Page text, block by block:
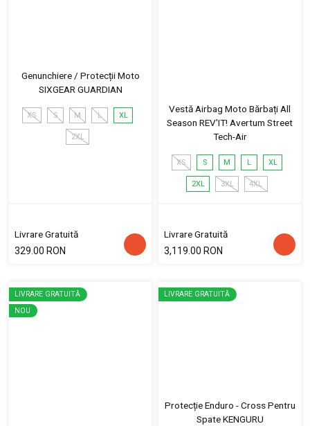
Genunchiere / Protecții Moto
SIXGEAR GUARDIAN
XS S M L XL
2XL
Livrare Gratuită
329.00 RON
Vestă Airbag Moto Bărbați All
Season REV'IT! Avertum Street
Tech-Air
XS S M L XL
2XL 3XL 4XL
Livrare Gratuită
3,119.00 RON
LIVRARE GRATUITĂ
NOU
LIVRARE GRATUITĂ
Protecție Enduro - Cross Pentru
Spate KENGURU